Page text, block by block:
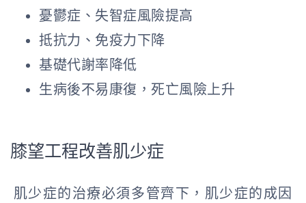
憂鬱症、失智症風險提高
抵抗力、免疫力下降
基礎代謝率降低
生病後不易康復，死亡風險上升
膝望工程改善肌少症
肌少症的治療必須多管齊下，肌少症的成因